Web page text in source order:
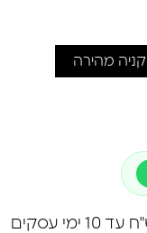
קניה מהירה